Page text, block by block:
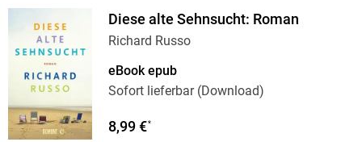
Diese alte Sehnsucht: Roman
Richard Russo
eBook epub
Sofort lieferbar (Download)
8,99 €*